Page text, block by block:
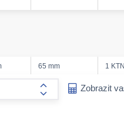
65 mm 1
form.increase-amount
Zobrazit